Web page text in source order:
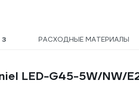
3 РАСХОДНЫЕ МАТЕРИАЛЫ
LED-G45-5W/NW/